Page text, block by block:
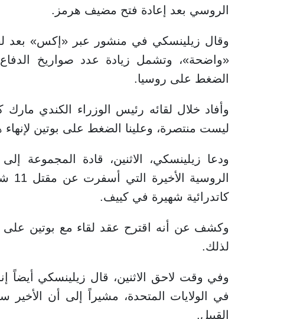
الروسي بعد إعادة فتح مضيف هرمز.
وقال زيلينسكي في منشور عبر «إكس» بعد
«واضحة»، وتشمل زيادة عدد صواريخ
الضغط على روسيا.
وأفاد خلال لقائه رئيس الوزراء الكندي
ليست منتصرة، وعلينا الضغط على بوتين
ودعا زيلينسكي، الاثنين، قادة
كاتدرائية شهيرة في كييف.
وكشف عن أنه اقترح عقد لقاء مع بوتين
لذلك.
وفي وقت لاحق الاثنين، قال زيلينسكي أيضاً
في الولايات المتحدة، مشيراً إلى أن
القبيل.